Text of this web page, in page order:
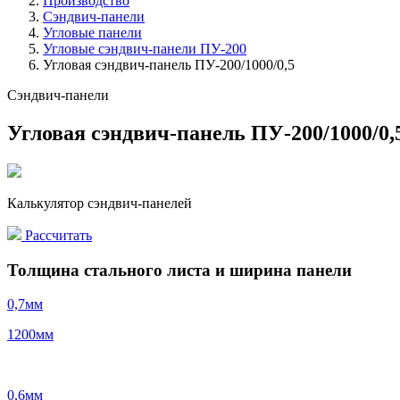
Сэндвич-панели
Угловые панели
Угловые сэндвич-панели ПУ-200
Угловая сэндвич-панель ПУ-200/1000/0,5
Сэндвич-панели
Угловая сэндвич-панель ПУ-200/1000/
Калькулятор сэндвич-панелей
Рассчитать
Толщина стального листа и ширина панели
0,7мм
1200мм
0,6мм